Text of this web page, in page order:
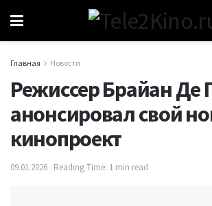
Главная Новости
Режиссер Брайан Де
анонсировал свой
кинопроект
09.01.2026 Reading Time: 1 min read